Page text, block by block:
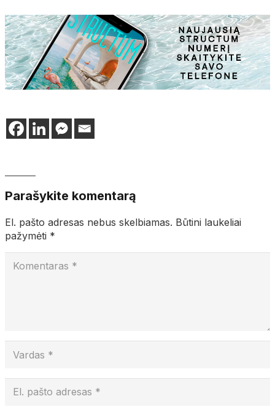
Parašykite komentarą
El. pašto adresas nebus skelbiamas. Būtini laukeliai
pažymėti *